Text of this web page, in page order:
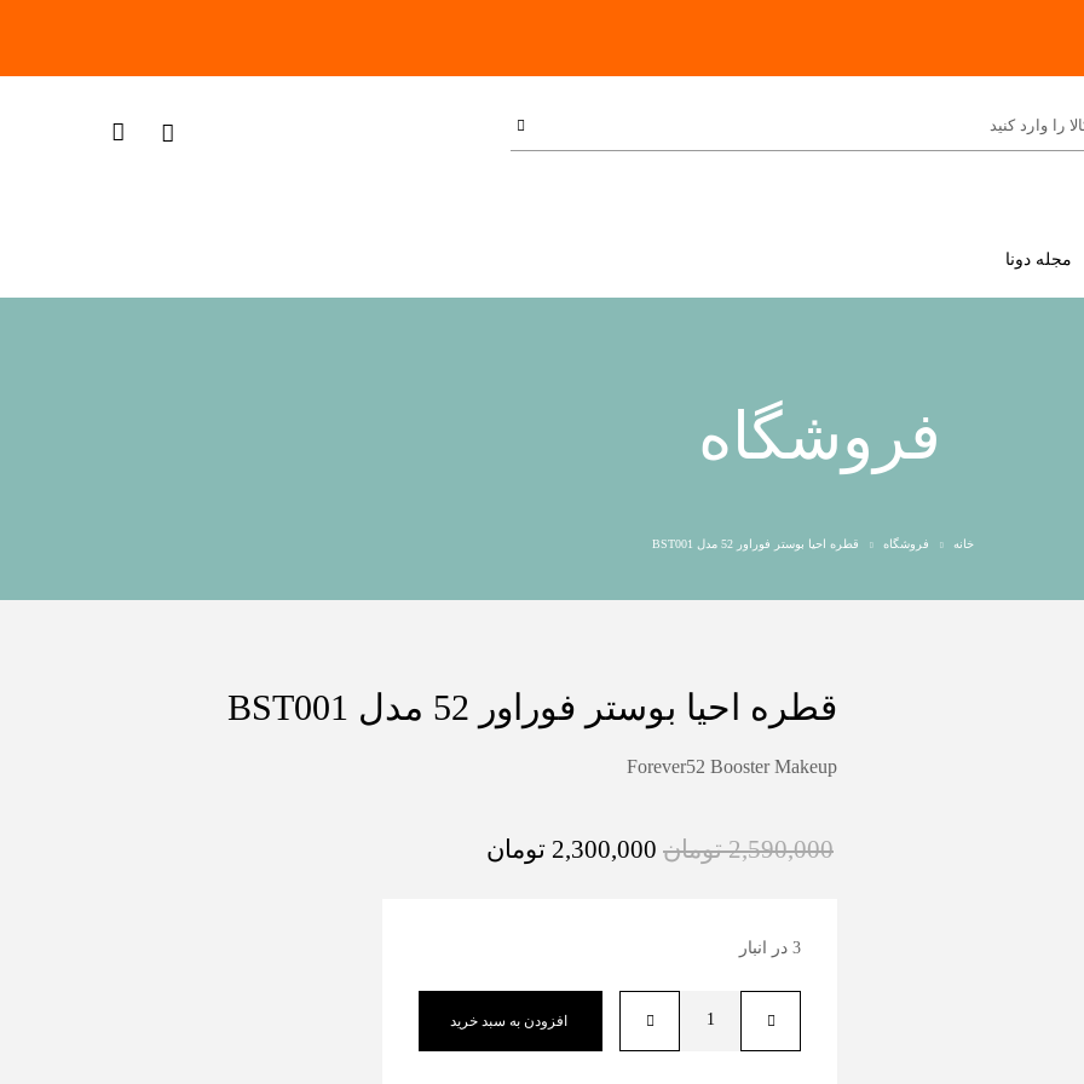
مجله دونا
فروشگاه
خانه فروشگاه قطره احیا بوستر فوراور 52 مدل BST001
قطره احیا بوستر فوراور 52 مدل BST001
Forever52 Booster Makeup
2,590,000 تومان 2,300,000 تومان
3 در انبار
افزودن به سبد خرید